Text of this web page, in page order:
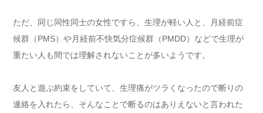
ただ、同じ同性同士の女性ですら、生理が軽い人と、月経前症
候群（PMS）や月経前不快気分症候群（PMDD）などで生理が
重たい人も間では理解されないことが多いようです。
友人と遊ぶ約束をしていて、生理痛がツラくなったので断りの
連絡を入れたら、そんなことで断るのはありえないと言われた